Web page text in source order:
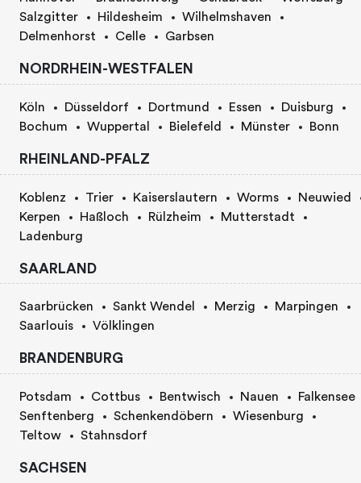
Salzgitter
Hildesheim
Wilhelmshaven
Delmenhorst
Celle Garbsen
NORDRHEIN-WESTFALEN
Köln Düsseldorf Dortmund Essen
Duisburg
Bochum
Wuppertal Bielefeld Münster Bonn
RHEINLAND-PFALZ
Koblenz Trier Kaiserslautern Worms
Neuwied
Kerpen
Haßloch Rülzheim
Mutterstadt
Ladenburg
SAARLAND
Saarbrücken Sankt Wendel Merzig
Marpingen
Saarlouis
Völklingen
BRANDENBURG
Potsdam Cottbus Bentwisch Nauen
Falkensee
Senftenberg
Schenkendöbern
Wiesenburg
Teltow
Stahnsdorf
SACHSEN